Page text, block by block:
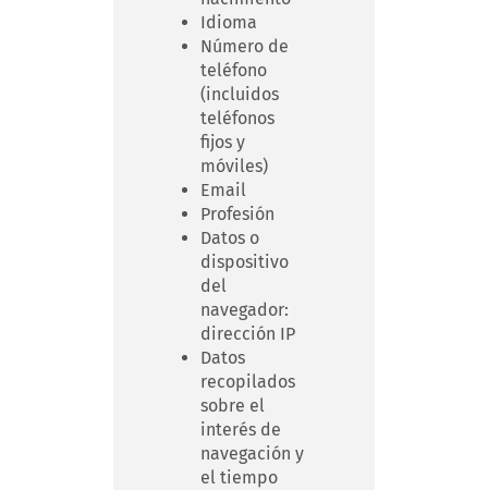
Idioma
Número de
teléfono
(incluidos
teléfonos
fijos y
móviles)
Email
Profesión
Datos o
dispositivo
del
navegador:
dirección IP
Datos
recopilados
sobre el
interés de
navegación y
el tiempo